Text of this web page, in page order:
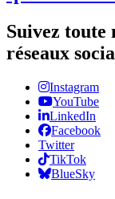
Suivez toute
réseaux
Instagram
YouTube
LinkedIn
Facebook
Twitter
TikTok
BlueSky